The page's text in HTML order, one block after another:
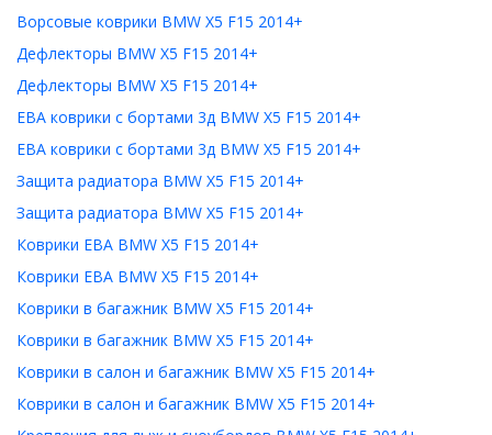
Ворсовые коврики BMW X5 F15 2014+
Дефлекторы BMW X5 F15 2014+
Дефлекторы BMW X5 F15 2014+
ЕВА коврики с бортами 3д BMW X5 F15 2014+
ЕВА коврики с бортами 3д BMW X5 F15 2014+
Защита радиатора BMW X5 F15 2014+
Защита радиатора BMW X5 F15 2014+
Коврики ЕВА BMW X5 F15 2014+
Коврики ЕВА BMW X5 F15 2014+
Коврики в багажник BMW X5 F15 2014+
Коврики в багажник BMW X5 F15 2014+
Коврики в салон и багажник BMW X5 F15 2014+
Коврики в салон и багажник BMW X5 F15 2014+